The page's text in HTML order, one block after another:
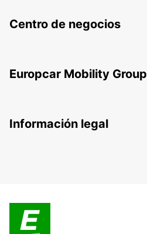
Centro de negocios
Europcar Mobility Group
Información legal